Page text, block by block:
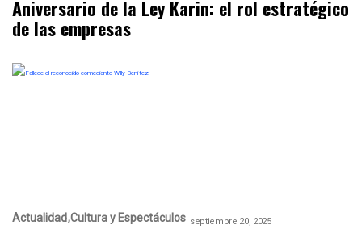
Aniversario de la Ley Karin: el rol estratégico
de las empresas
Actualidad Cultura y Espectáculos septiembre 20, 2025